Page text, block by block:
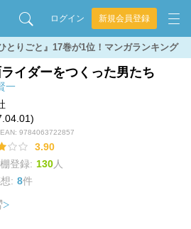
ログイン 新規会員登録
とりごと』17巻が1位！マンガランキング
イダーをつくった男たち
一
9784063722857
3.90
登録: 130人
: 8件